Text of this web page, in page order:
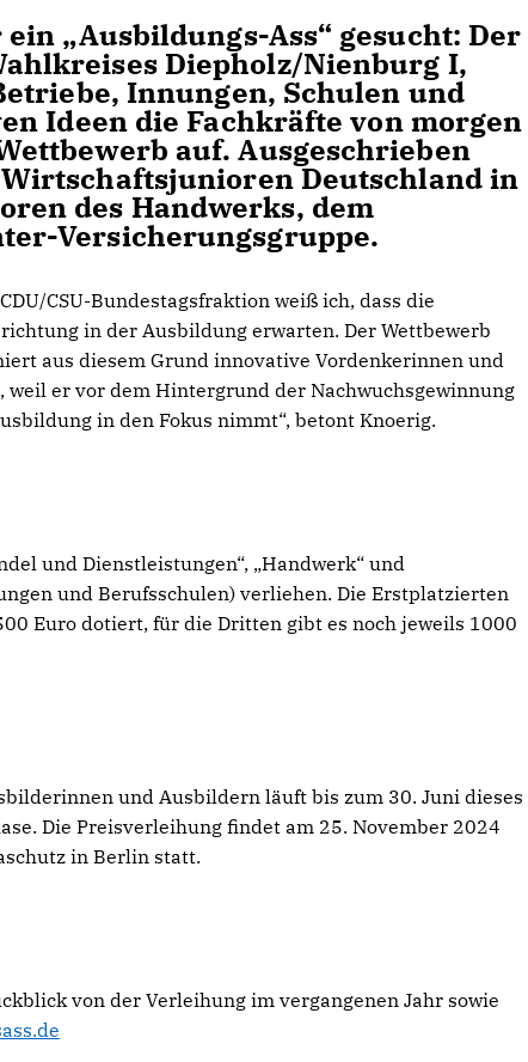
„Ausbildungs-Ass“ gesucht: Der
Diepholz/Nienburg I,
Innungen, Schulen und
Ideen die Fachkräfte von morgen
auf. Ausgeschrieben
Deutschland in
des Handwerks, dem
Versicherungsgruppe.
CSU-Bundestagsfraktion weiß ich, dass die
in der Ausbildung erwarten. Der Wettbewerb
aus diesem Grund innovative Vordenkerinnen und
weil er vor dem Hintergrund der Nachwuchsgewinnung
in den Fokus nimmt“, betont Knoerig.
und Dienstleistungen“, „Handwerk“ und
und Berufsschulen) verliehen. Die Erstplatzierten
Euro dotiert, für die Dritten gibt es noch jeweils 1000
und Ausbildern läuft bis zum 30. Juni dieses
Die Preisverleihung findet am 25. November 2024
in Berlin statt.
von der Verleihung im vergangenen Jahr sowie